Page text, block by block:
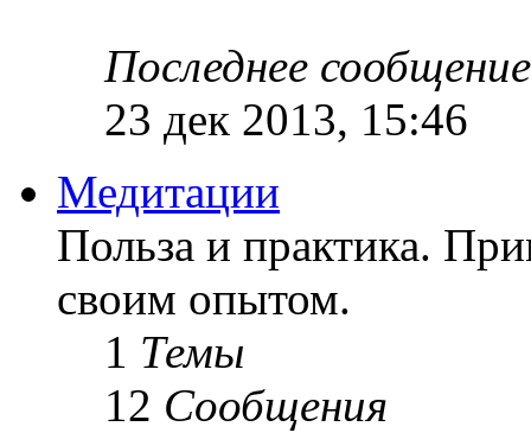
Последнее сообщение
23 дек 2013, 15:46
Медитации
Польза и практика.
своим опытом.
1 Темы
12 Сообщения